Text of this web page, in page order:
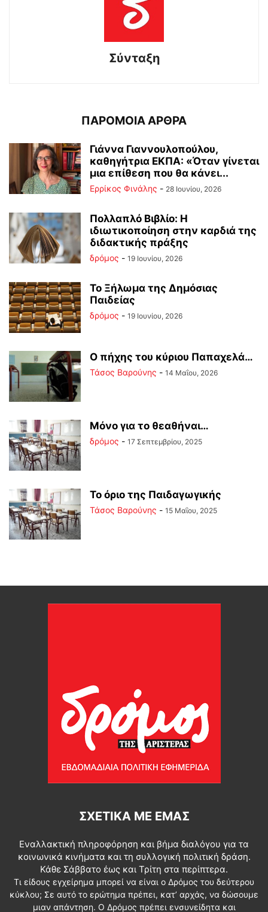
Σύνταξη
ΠΑΡΟΜΟΙΑ ΑΡΘΡΑ
Γιάννα Γιαννουλοπούλου,
καθηγήτρια ΕΚΠΑ: «Όταν γίνεται
μια επίθεση που θα κάνει...
Ερρίκος Φινάλης - 28 Ιουνίου, 2026
Πολλαπλό Βιβλίο: Η
ιδιωτικοποίηση στην καρδιά της
διδακτικής πράξης
δρόμος - 19 Ιουνίου, 2026
Το Ξήλωμα της Δημόσιας
Παιδείας
δρόμος - 19 Ιουνίου, 2026
Ο πήχης του κύριου Παπαχελά…
Τάσος Βαρούνης - 14 Μαΐου, 2026
Μόνο για το θεαθήναι…
δρόμος - 17 Σεπτεμβρίου, 2025
Το όριο της Παιδαγωγικής
Τάσος Βαρούνης - 15 Μαΐου, 2025
ΣΧΕΤΙΚΆ ΜΕ ΕΜΆΣ
Εναλλακτική πληροφόρηση και βήμα διαλόγου για τα
κοινωνικά κινήματα και τη συλλογική πολιτική δράση.
Κάθε Σάββατο έως και Τρίτη στα περίπτερα.
Τι είδους εγχείρημα μπορεί να είναι ο Δρόμος του δεύτερου
κύκλου; Σε αυτό το ερώτημα πρέπει, κατ’ αρχάς, να δώσουμε
μιαν απάντηση. Ο Δρόμος πρέπει ενσυνείδητα και